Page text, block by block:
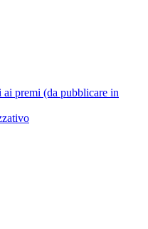
premi (da pubblicare in